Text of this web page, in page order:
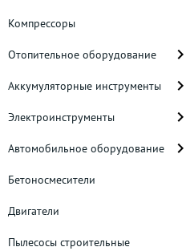
Компрессоры
Отопительное оборудование
Аккумуляторные инструменты
Электроинструменты
Автомобильное оборудование
Бетоносмесители
Двигатели
Пылесосы строительные